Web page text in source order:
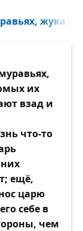
жуках и
их
взад и
что-то
ещё,
царю
себе в
чем